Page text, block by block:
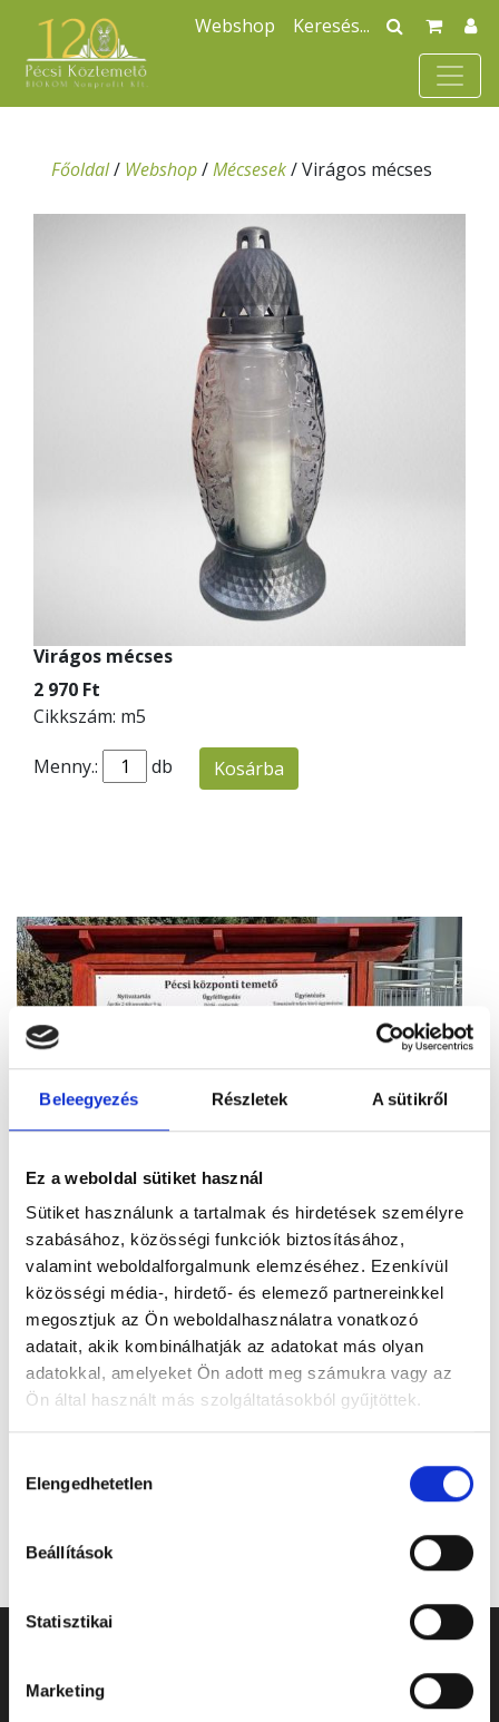
Beleegyezés Részletek A sütikről
Ez a weboldal sütiket használ
Sütiket használunk a tartalmak és hirdetések személyre
szabásához, közösségi funkciók biztosításához,
valamint weboldalforgalmunk elemzéséhez. Ezenkívül
közösségi média-, hirdető- és elemező partnereinkkel
megosztjuk az Ön weboldalhasználatra vonatkozó
adatait, akik kombinálhatják az adatokat más olyan
adatokkal, amelyeket Ön adott meg számukra vagy az
Ön által használt más szolgáltatásokból gyűjtöttek.
kiválasztása
Elengedhetetlen
Beállítások
Statisztikai
Marketing
Webshop
Főoldal/ Webshop/Mécsesek/Virágos mécses
Virágos mécses
2 970 Ft
Cikkszám: m5
Menny.: db Kosárba
Figyelem! Módosul a Pécsi Köztemető
ügyfélszolgálatának nyitvatartása
A tartós hőhullám miatt bevezetett
takarékossági intézkedések részeként módosul
a Pécsi Köztemető ügyfélszolgálatának
nyitvatartása: 2026. augusztus 3–8. között,
hétfőtől szombatig 12 óráig várják az ügyfeleket.